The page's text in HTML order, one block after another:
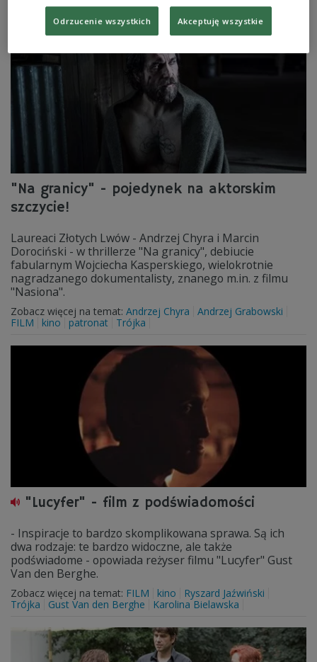
Leszek Teleszyński Ryszard Jaźwiński Trójka
"Na granicy" - pojedynek na aktorskim
szczycie!
Laureaci Złotych Lwów - Andrzej Chyra i Marcin
Dorociński - w thrillerze "Na granicy", debiucie
fabularnym Wojciecha Kasperskiego, wielokrotnie
nagradzanego dokumentalisty, znanego m.in. z filmu
"Nasiona".
Zobacz więcej na temat: Andrzej Chyra
Andrzej Grabowski
FILM
kino patronat Trójka
"Lucyfer" - film z podświadomości
- Inspiracje to bardzo skomplikowana sprawa. Są ich
dwa rodzaje: te bardzo widoczne, ale także
podświadome - opowiada reżyser filmu "Lucyfer" Gust
Van den Berghe.
Zobacz więcej na temat: FILM kino
Ryszard Jaźwiński
Trójka
Gust Van den Berghe Karolina Bielawska
Odrzucenie wszystkich Akceptuję wszystkie